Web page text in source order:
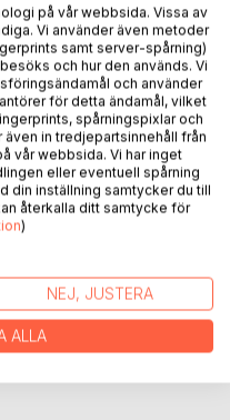
men en av fotbollens
talet Olympique de
två mål för OM på
målrekord i franska
ända till 1958.
i OM:s historia. Han
Till sist tränare i
på vår webbsida. Vissa av
Vi använder även metoder
samt server-spårning)
och hur den används. Vi
och använder
för detta ändamål, vilket
spårningspixlar och
in tredjepartsinnehåll från
vår webbsida. Vi har inget
eller eventuell spårning
din inställning samtycker du till
återkalla ditt samtycke för
)
NEJ, JUSTERA
ALLA